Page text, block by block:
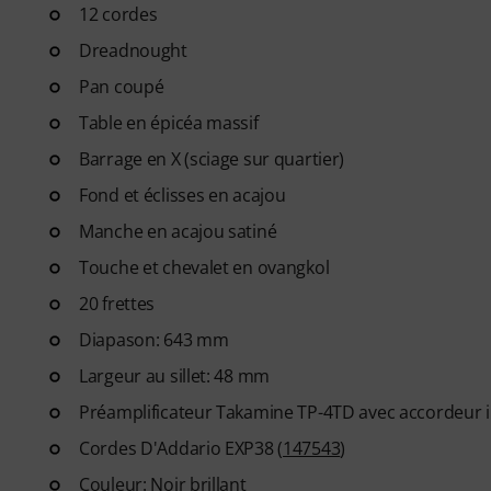
12 cordes
Dreadnought
Pan coupé
Table en épicéa massif
Barrage en X (sciage sur quartier)
Fond et éclisses en acajou
Manche en acajou satiné
Touche et chevalet en ovangkol
20 frettes
Diapason: 643 mm
Largeur au sillet: 48 mm
Préamplificateur Takamine TP-4TD avec accordeur
Cordes D'Addario EXP38 (147543)
Couleur: Noir brillant